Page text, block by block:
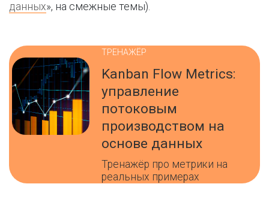
данных», на смежные темы).
ТРЕНАЖЁР
Kanban Flow Metrics:
управление
потоковым
производством на
основе данных
Тренажёр про метрики на
реальных примерах